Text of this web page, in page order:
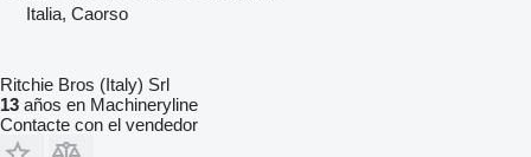
Italia, Caorso
Ritchie Bros (Italy) Srl
13 años en Machineryline
Contacte con el vendedor